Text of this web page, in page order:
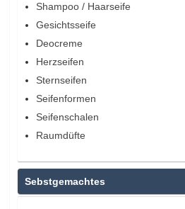
Shampoo / Haarseife
Gesichtsseife
Deocreme
Herzseifen
Sternseifen
Seifenformen
Seifenschalen
Raumdüfte
Sebstgemachtes